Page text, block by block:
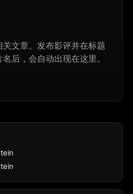
文章。发布影评并在标题
后，会自动出现在这里。